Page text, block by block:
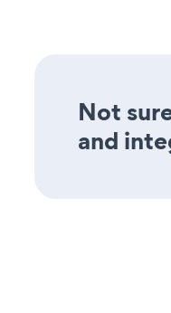
Not
and